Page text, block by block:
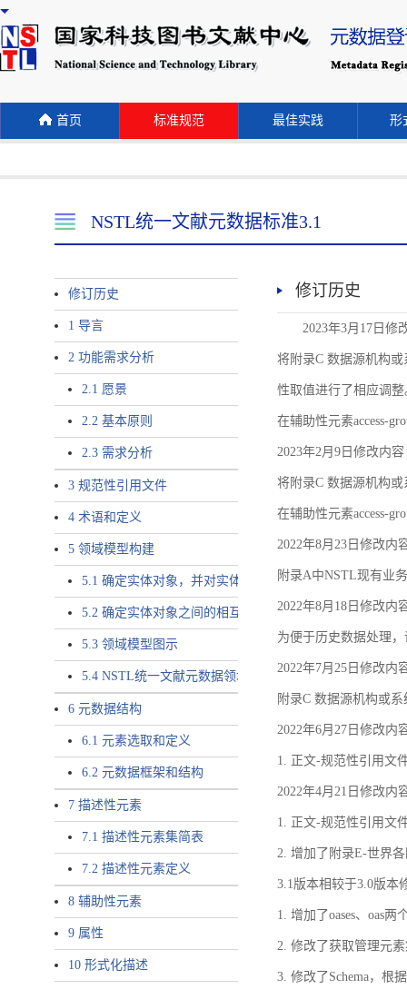
首页 标准规范 最佳实践 形
NSTL统一文献元数据标准3.1
修订历史
1 导言
2 功能需求分析
2.1 愿景
2.2 基本原则
2.3 需求分析
3 规范性引用文件
4 术语和定义
5 领域模型构建
5.1 确定实体对象，并对实体对象命名
5.2 确定实体对象之间的相互关系，定义实体对象之间的
5.3 领域模型图示
5.4 NSTL统一文献元数据领域模型的验证
6 元数据结构
6.1 元素选取和定义
6.2 元数据框架和结构
7 描述性元素
7.1 描述性元素集简表
7.2 描述性元素定义
8 辅助性元素
9 属性
10 形式化描述
修订历史
2023年3月17日修
将附录C 数据源机构或
性取值进行了相应调整
在辅助性元素access-
2023年2月9日修改内容
将附录C 数据源机构或
在辅助性元素access-
2022年8月23日修改内
附录A中NSTL现有业
2022年8月18日修改内
为便于历史数据处理
2022年7月25日修改内
附录C 数据源机构或
2022年6月27日修改内
1. 正文-规范性引用文
2022年4月21日修改内
1. 正文-规范性引用文
2. 增加了附录E-世界
3.1版本相较于3.0版本
1. 增加了oases、oas
2. 修改了获取管理元
3. 修改了Schema，根